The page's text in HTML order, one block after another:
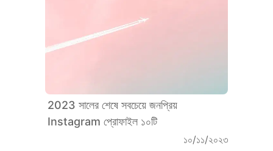
2023 সালের শেষে সবচেয়ে জনপ্রিয়
Instagram প্রোফাইল ১০টি
১০/১১/২০২৩